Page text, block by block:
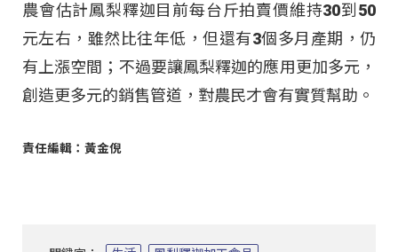
農會估計鳳梨釋迦目前每台斤拍賣價維持30到50
元左右，雖然比往年低，但還有3個多月產期，仍
有上漲空間；不過要讓鳳梨釋迦的應用更加多元，
創造更多元的銷售管道，對農民才會有實質幫助。
責任編輯：黃金倪